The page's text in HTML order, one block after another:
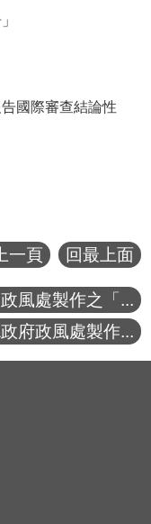
國際審查結論性
一頁 回最上面
風處製作之「...
府政風處製作...